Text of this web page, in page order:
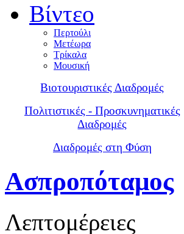
Βίντεο
Περτούλι
Μετέωρα
Τρίκαλα
Μουσική
Βιοτουριστικές Διαδρομές
Πολιτιστικές - Προσκυνηματικές
Διαδρομές
Διαδρομές στη Φύση
Ασπροπόταμος
Λεπτομέρειες